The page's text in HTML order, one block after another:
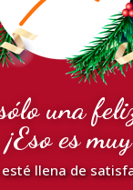
una
es
llena de